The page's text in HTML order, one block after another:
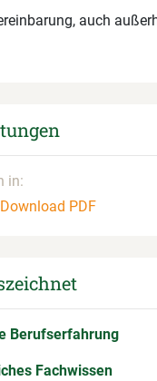
auch
in:
Download PDF
Berufserfahrung
Fachwissen